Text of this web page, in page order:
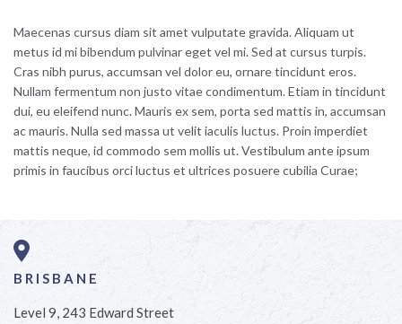
Maecenas cursus diam sit amet vulputate gravida. Aliquam ut
metus id mi bibendum pulvinar eget vel mi. Sed at cursus turpis.
Cras nibh purus, accumsan vel dolor eu, ornare tincidunt eros.
Nullam fermentum non justo vitae condimentum. Etiam in tincidunt
dui, eu eleifend nunc. Mauris ex sem, porta sed mattis in, accumsan
ac mauris. Nulla sed massa ut velit iaculis luctus. Proin imperdiet
mattis neque, id commodo sem mollis ut. Vestibulum ante ipsum
primis in faucibus orci luctus et ultrices posuere cubilia Curae;
BRISBANE
Level 9, 243 Edward Street